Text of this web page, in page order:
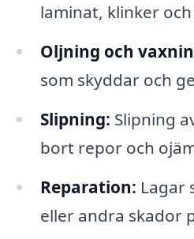
laminat, klinker
Oljning och
som skyddar och
Slipning: Slipning
bort repor och
Reparation: Lagar
eller andra skador